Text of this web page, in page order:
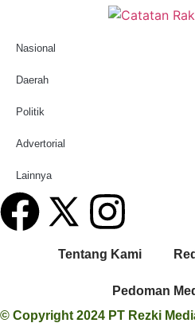
Nasional
Daerah
Politik
Advertorial
Lainnya
Tentang Kami
Pedoman
© Copyright 2024 PT Rezki